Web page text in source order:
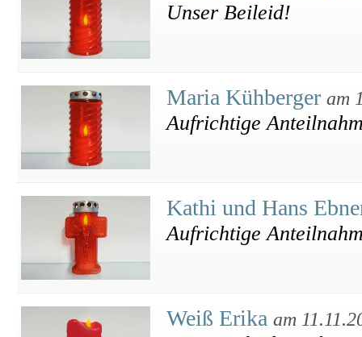
Unser Beileid!
Maria Kühberger am
Aufrichtige
Kathi und Hans
Aufrichtige
Weiß Erika am